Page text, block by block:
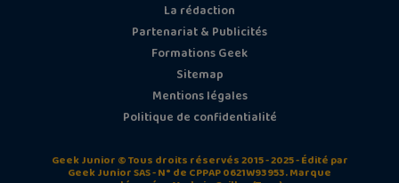
La rédaction
Partenariat & Publicités
Formations Geek
Sitemap
Mentions légales
Politique de confidentialité
Geek Junior © Tous droits réservés 2015 - 2025 - Édité par
Geek Junior SAS - N° de CPPAP 0621W93953. Marque